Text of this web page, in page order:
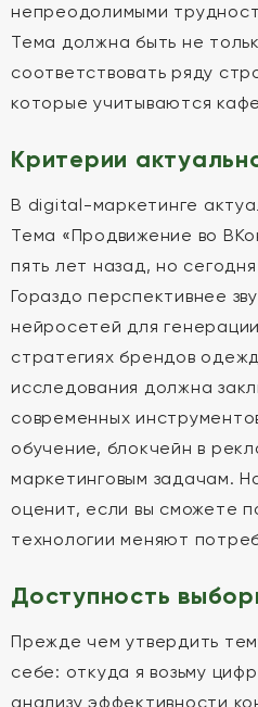
непреодолимыми
Тема должна быть не
соответствовать ряду
которые учитываются
Критерии
В digital-маркетинге
Тема «Продвижение во
пять лет назад, но
Гораздо перспективнее
нейросетей для
стратегиях брендов
исследования должна
современных
обучение, блокчейн в
маркетинговым задачам.
оценит, если вы сможете
технологии меняют
Доступность
Прежде чем утвердить
себе: откуда я возьму
анализу эффективности